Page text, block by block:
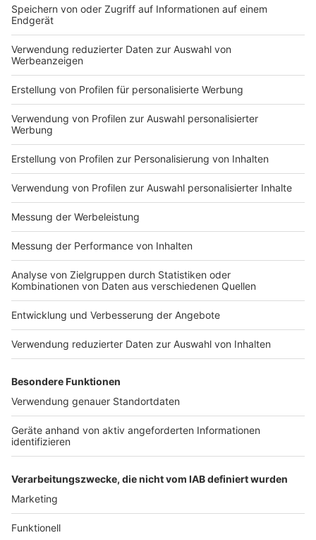
DEINE GEMERKTEN ARTIKEL
Du hast dir noch keine Artikel gemerkt
Impressum
Nutzungsbedingungen
Jobs
Presse
Werben
Archiv
ANTENNE BAYERN GROUP
Stiftung ANTENNE BAYERN
hilft
Teilnahmebedingungen
Grounding Page ANTENNE
BAYERN
Kontakt
Studio-Hotline
Verkehrs-Hotline
Newsletter